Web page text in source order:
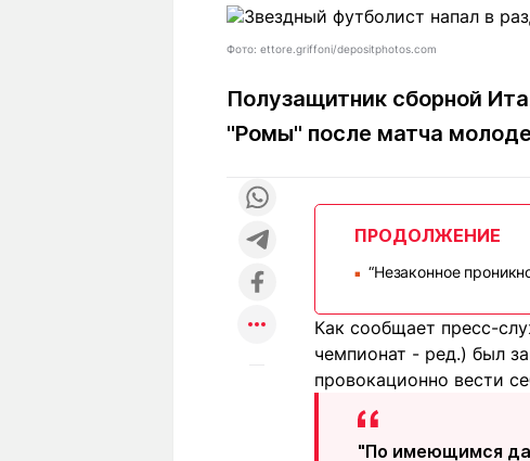
Рейтинги
Гороскопы
Рецепты
+7 (777) 001 44 99 +7
Фото: ettore.griffoni/depositphotos.com
Полузащитник сборной
"Ромы" после матча
ПРОДОЛЖЕНИЕ
■ “Незаконное
Как сообщает пресс-
чемпионат - ред.) был
провокационно вести
"По имеющимся